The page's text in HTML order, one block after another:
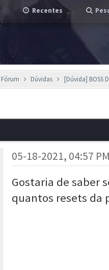
Recentes
Fórum Dúvidas [Dúvida] BOSS
05-18-2021, 04:57
Gostaria de saber
quantos resets da